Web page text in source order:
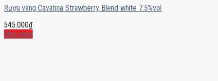
Rượu vang Cavatina Strawberry Blend white 7.5%vol
545.000₫
Mua ngay